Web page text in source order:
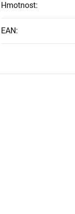
Hmotnost:
EAN: